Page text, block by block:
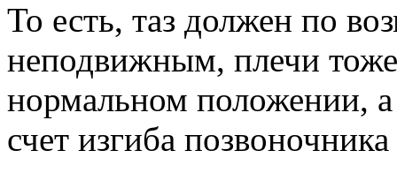
То есть, таз должен по
неподвижным, плечи
нормальном положении, а
счет изгиба